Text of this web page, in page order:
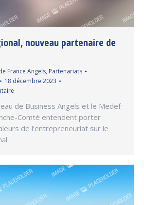
nouveau partenaire de
France Angels, Partenariats
18 décembre 2023
de Business Angels et le Medef
Comté entendent porter
de l’entrepreneuriat sur le